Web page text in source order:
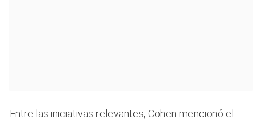
Entre las iniciativas relevantes, Cohen mencionó el